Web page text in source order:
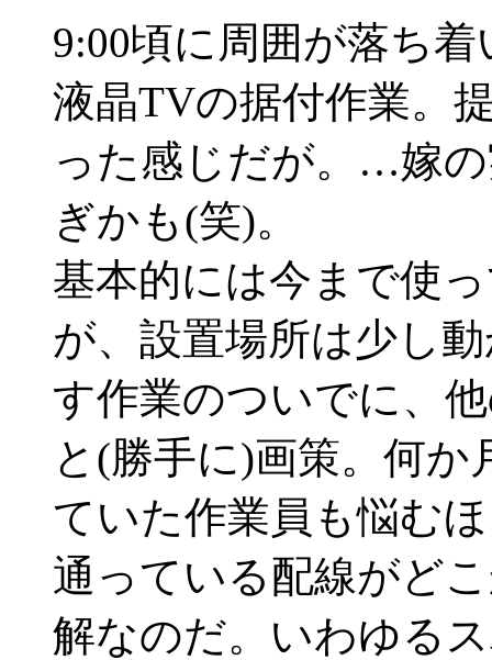
9:00頃に周囲が落ち
液晶TVの据付作業。
った感じだが。…嫁
ぎかも(笑)。
基本的には今まで使
が、設置場所は少し
す作業のついでに、
と(勝手に)画策。何か
ていた作業員も悩む
通っている配線がど
解なのだ。いわゆる